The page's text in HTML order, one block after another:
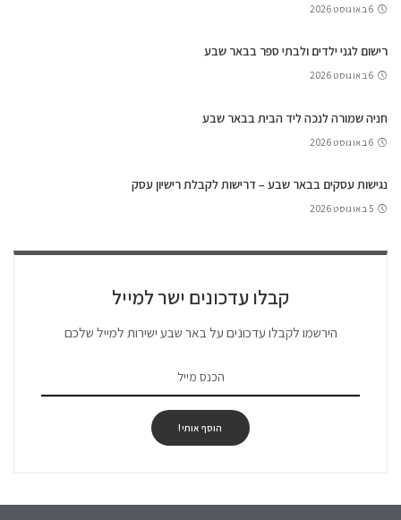
6 באוגוסט 2026
רישום לגני ילדים ולבתי ספר בבאר שבע
6 באוגוסט 2026
חניה שמורה לנכה ליד הבית בבאר שבע
6 באוגוסט 2026
נגישות עסקים בבאר שבע – דרישות לקבלת רישיון עסק
5 באוגוסט 2026
קבלו עדכונים ישר למייל
הירשמו לקבלו עדכונים על באר שבע ישירות למייל שלכם
הוסף אותי!